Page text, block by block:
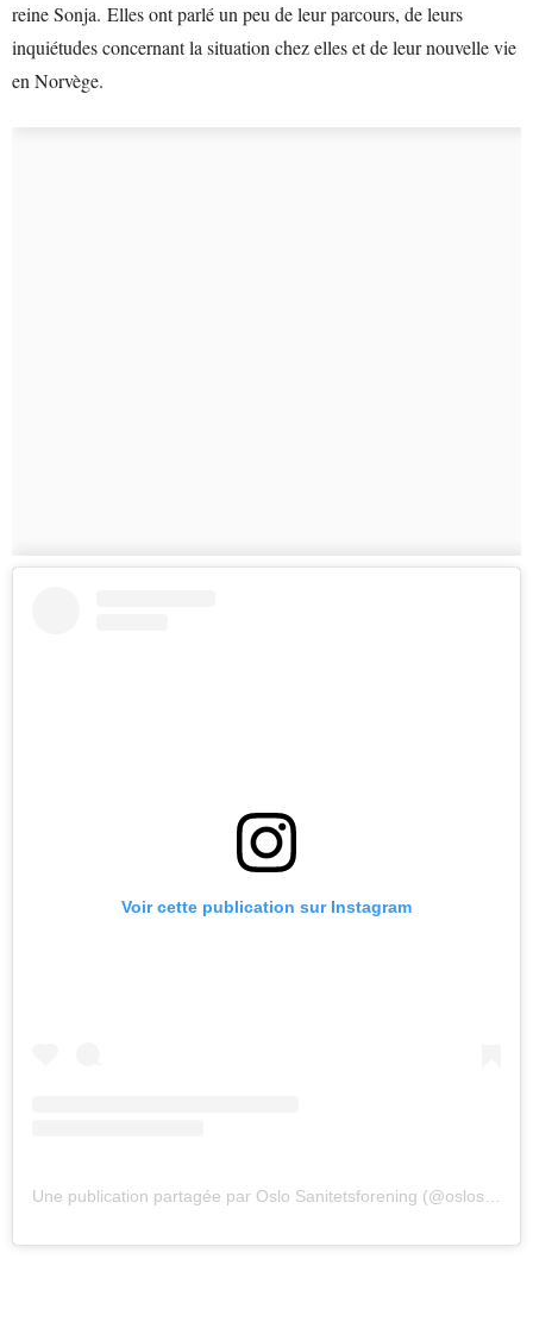
reine Sonja. Elles ont parlé un peu de leur parcours, de leurs
inquiétudes concernant la situation chez elles et de leur nouvelle vie
en Norvège.
Voir cette publication sur Instagram